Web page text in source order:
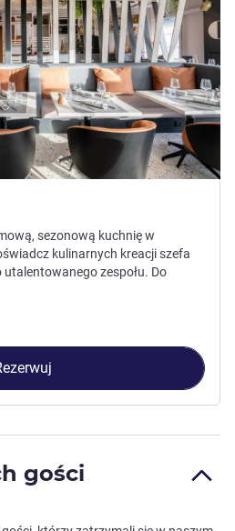
sezonową kuchnię w
kulinarnych kreacji szefa
utalentowanego zespołu. Do
gości